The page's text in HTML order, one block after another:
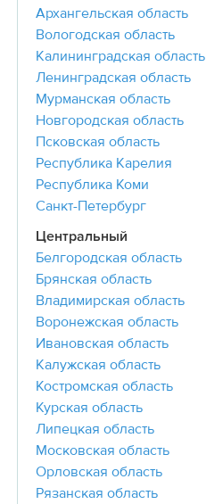
Архангельская область
Вологодская область
Калининградская область
Ленинградская область
Мурманская область
Новгородская область
Псковская область
Республика Карелия
Республика Коми
Санкт-Петербург
Центральный
Белгородская область
Брянская область
Владимирская область
Воронежская область
Ивановская область
Калужская область
Костромская область
Курская область
Липецкая область
Московская область
Орловская область
Рязанская область